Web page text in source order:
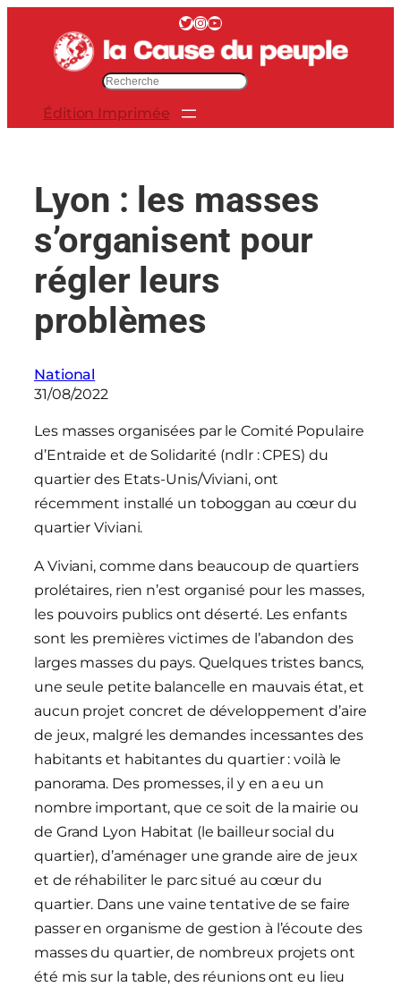
contenu
Twitter InstagramYouTube
e
Édition Imprimée
Lyon : les masses
s’organisent pour
régler leurs
problèmes
National
31/08/2022
Les masses organisées par le Comité Populaire
d’Entraide et de Solidarité (ndlr : CPES) du
quartier des Etats-Unis/Viviani, ont
récemment installé un toboggan au cœur du
quartier Viviani.
A Viviani, comme dans beaucoup de quartiers
prolétaires, rien n’est organisé pour les masses,
les pouvoirs publics ont déserté. Les enfants
sont les premières victimes de l’abandon des
larges masses du pays. Quelques tristes bancs,
une seule petite balancelle en mauvais état, et
aucun projet concret de développement d’aire
de jeux, malgré les demandes incessantes des
habitants et habitantes du quartier : voilà le
panorama. Des promesses, il y en a eu un
nombre important, que ce soit de la mairie ou
de Grand Lyon Habitat (le bailleur social du
quartier), d’aménager une grande aire de jeux
et de réhabiliter le parc situé au cœur du
quartier. Dans une vaine tentative de se faire
passer en organisme de gestion à l’écoute des
masses du quartier, de nombreux projets ont
été mis sur la table, des réunions ont eu lieu